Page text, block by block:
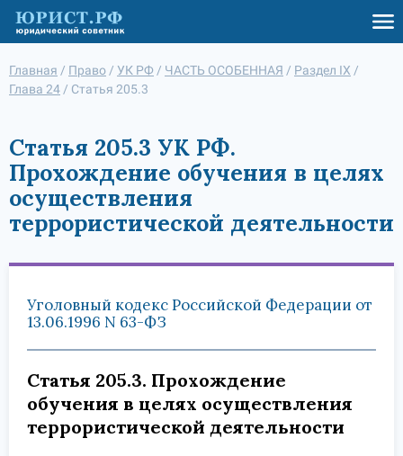
Главная / Право / УК РФ / ЧАСТЬ ОСОБЕННАЯ / Раздел IX /
Глава 24 / Статья 205.3
Статья 205.3 УК РФ.
Прохождение обучения в целях
осуществления
террористической деятельности
Уголовный кодекс Российской Федерации от
13.06.1996 N 63-ФЗ
Статья 205.3. Прохождение
обучения в целях осуществления
террористической деятельности